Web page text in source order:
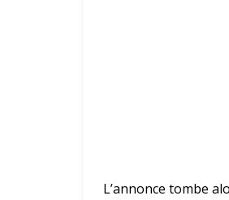
L’annonce tombe